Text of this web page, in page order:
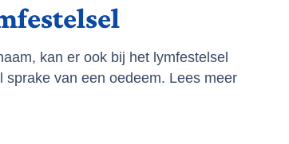
kan er ook bij het lymfestelsel
van een oedeem. Lees meer